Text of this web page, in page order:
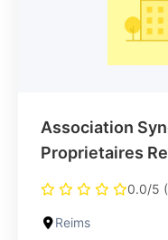
Association
Proprietaires
0.0/5
Reims